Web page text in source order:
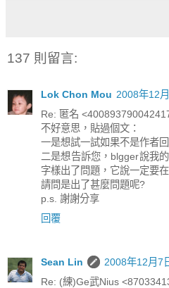
137 則留言:
Lok Chon Mou 2008年12
Re: 匿名
不好意思，貼過個文：
一是想試一試如果不是作者
二是想告訴您，blgger說我
字樣出了問題，它說一定要
請問是出了甚麼問題呢?
p.s. 謝謝分享
回覆
Sean Lin
2008年12月7
Re: (練)Ge武Nius